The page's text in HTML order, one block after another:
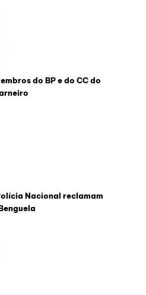
do BP e do CC do
Nacional reclamam